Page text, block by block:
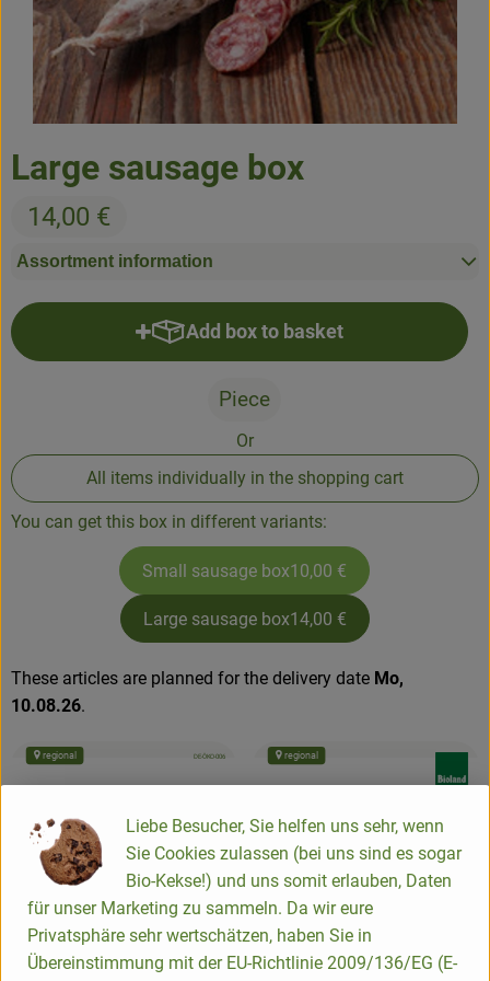
Baked goods
Natural products
Vouchers & Gift Ideas
Delivery service
About us
News
Large sausage box
14,00 €
Assortment information
Add box to basket
Kiste zum Warenkorb
Piece
Or
All items individually in the shopping cart
You can get this box in different variants:
Small sausage box10,00 €
Large sausage box14,00 €
These articles are planned for the delivery date Mo,
10.08.26.
, association:
, certification authority:
DE-ÖKO-006
regional regional
Liebe Besucher, Sie helfen uns sehr, wenn
Sie Cookies zulassen (bei uns sind es sogar
Bio-Kekse!) und uns somit erlauben, Daten
für unser Marketing zu sammeln. Da wir eure
Privatsphäre sehr wertschätzen, haben Sie in
Übereinstimmung mit der EU-Richtlinie 2009/136/EG (E-